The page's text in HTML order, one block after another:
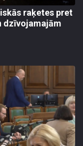
raķetes pret
dzīvojamajām